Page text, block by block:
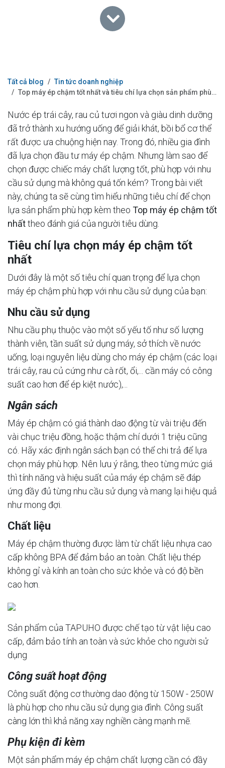
Tất cả blog
Tin tức doanh nghiệp
Top máy ép chậm tốt nhất và tiêu chí lựa chọn sản phẩm phù hợp
Nước ép trái cây, rau củ tươi ngon và giàu dinh dưỡng
đã trở thành xu hướng uống để giải khát, bồi bổ cơ thể
rất được ưa chuộng hiện nay. Trong đó, nhiều gia đình
đã lựa chọn đầu tư máy ép chậm. Nhưng làm sao để
chọn được chiếc máy chất lượng tốt, phù hợp với nhu
cầu sử dụng mà không quá tốn kém? Trong bài viết
này, chúng ta sẽ cùng tìm hiểu những tiêu chí để chọn
lựa sản phẩm phù hợp kèm theo Top máy ép chậm tốt
nhấttheo đánh giá của người tiêu dùng.
Tiêu chí lựa chọn máy ép chậm tốt
nhất
Dưới đây là một số tiêu chí quan trọng để lựa chọn
máy ép chậm phù hợp với nhu cầu sử dụng của bạn:
Nhu cầu sử dụng
Nhu cầu phụ thuộc vào một số yếu tố như số lượng
thành viên, tần suất sử dụng máy, sở thích về nước
uống, loại nguyên liệu dùng cho máy ép chậm (các loại
trái cây, rau củ cứng như cà rốt, ổi,... cần máy có công
suất cao hơn để ép kiệt nước),...
Ngân sách
Máy ép chậm có giá thành dao động từ vài triệu đến
vài chục triệu đồng, hoặc thậm chí dưới 1 triệu cũng
có. Hãy xác định ngân sách bạn có thể chi trả để lựa
chọn máy phù hợp. Nên lưu ý rằng, theo từng mức giá
thì tính năng và hiệu suất của máy ép chậm sẽ đáp
ứng đầy đủ từng nhu cầu sử dụng và mang lại hiệu quả
như mong đợi.
Chất liệu
Máy ép chậm thường được làm từ chất liệu nhựa cao
cấp không BPA để đảm bảo an toàn. Chất liệu thép
không gỉ và kính an toàn cho sức khỏe và có độ bền
cao hơn.
Sản phẩm của TAPUHO được chế tạo từ vật liệu cao
cấp, đảm bảo tính an toàn và sức khỏe cho người sử
dụng
Công suất hoạt động
Công suất động cơ thường dao động từ 150W - 250W
là phù hợp cho nhu cầu sử dụng gia đình. Công suất
càng lớn thì khả năng xay nghiền càng mạnh mẽ.
Phụ kiện đi kèm
Một sản phẩm máy ép chậm chất lượng cần có đầy